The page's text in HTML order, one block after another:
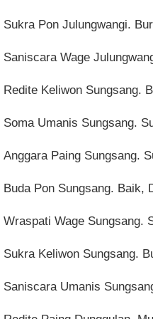
Sukra Pon Julungwangi.
Saniscara Wage
Redite Keliwon Sungsang.
Soma Umanis Sungsang.
Anggara Paing Sungsang.
Buda Pon Sungsang. Baik,
Wraspati Wage Sungsang.
Sukra Keliwon Sungsang.
Saniscara Umanis